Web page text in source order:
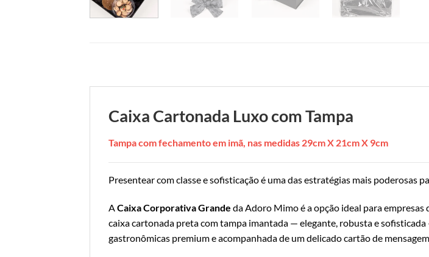
Caixa Cartonada Luxo com Tampa
Tampa com fechamento em imã, nas medidas 29cm X 21cm X 9cm
Presentear com classe e sofisticação é uma das estratégias mais poderosas
ACaixa Corporativa Grande da Adoro Mimo é a opção ideal para
caixa cartonada preta com tampa imantada — elegante, robusta e
gastronômicas premium e acompanhada de um delicado cartão de